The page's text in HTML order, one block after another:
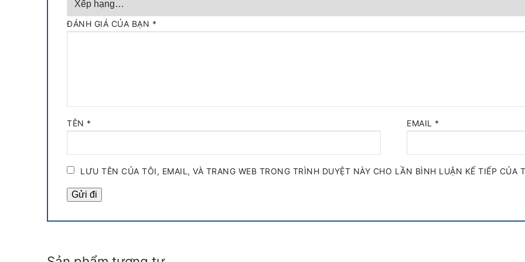
ĐÁNH GIÁ CỦA BẠN *
TÊN * EMAIL *
LƯU TÊN CỦA TÔI, EMAIL, VÀ TRANG WEB TRONG TRÌNH DUYỆT NÀY CHO LẦN BÌNH LUẬN KẾ TIẾP CỦA